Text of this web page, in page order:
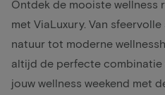
Ontdek de mooiste wellness
met ViaLuxury. Van sfeervolle
natuur tot moderne
altijd de perfecte combinatie
jouw wellness weekend met